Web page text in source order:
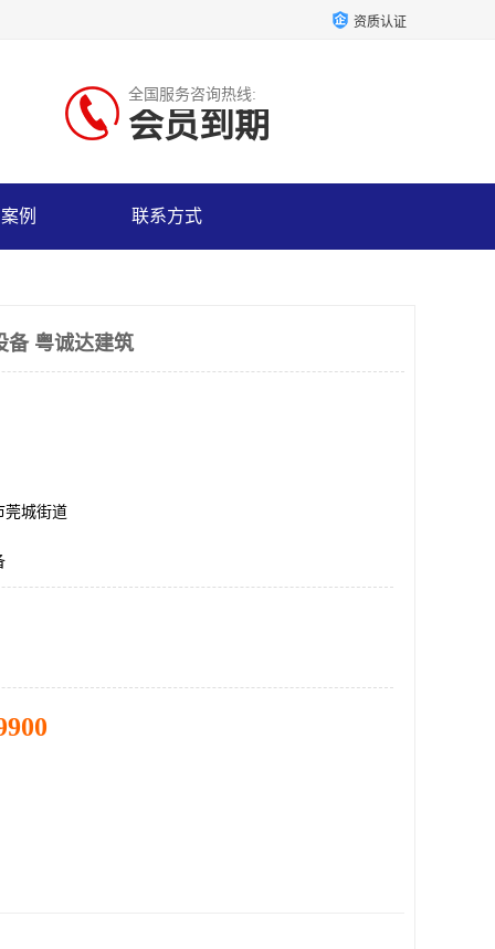
资质认证
全国服务咨询热线:
会员到期
例 联系方式
备 粤诚达建筑
莞城街道